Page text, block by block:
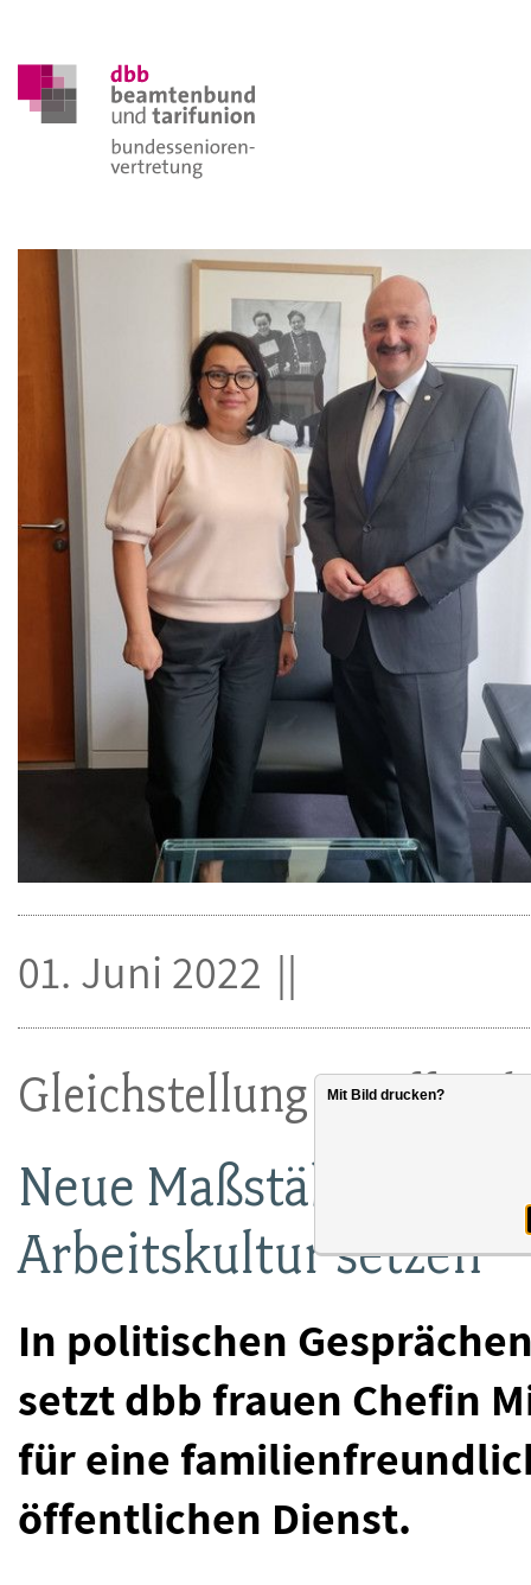
Gleichstellung im
Neue Maßstäbe für
Arbeitskultur setzen
In politischen
setzt dbb frauen Chefin
für eine
öffentlichen Dienst.
01. Juni 2022
Mit Bild drucken?